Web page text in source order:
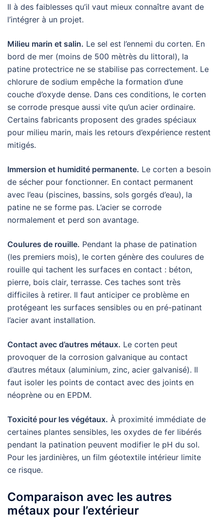
Il à des faiblesses qu’il vaut mieux connaître avant de
l’intégrer à un projet.
Milieu marin et salin. Le sel est l’ennemi du corten. En
bord de mer (moins de 500 mètrès du littoral), la
patine protectrice ne se stabilise pas correctement. Le
chlorure de sodium empêche la formation d’une
couche d’oxyde dense. Dans ces conditions, le corten
se corrode presque aussi vite qu’un acier ordinaire.
Certains fabricants proposent des grades spéciaux
pour milieu marin, mais les retours d’expérience restent
mitigés.
Immersion et humidité permanente. Le corten a besoin
de sécher pour fonctionner. En contact permanent
avec l’eau (piscines, bassins, sols gorgés d’eau), la
patine ne se forme pas. L’acier se corrode
normalement et perd son avantage.
Coulures de rouille. Pendant la phase de patination
(les premiers mois), le corten génère des coulures de
rouille qui tachent les surfaces en contact : béton,
pierre, bois clair, terrasse. Ces taches sont très
difficiles à retirer. Il faut anticiper ce problème en
protégeant les surfaces sensibles ou en pré-patinant
l’acier avant installation.
Contact avec d’autres métaux. Le corten peut
provoquer de la corrosion galvanique au contact
d’autres métaux (aluminium, zinc, acier galvanisé). Il
faut isoler les points de contact avec des joints en
néoprène ou en EPDM.
Toxicité pour les végétaux. À proximité immédiate de
certaines plantes sensibles, les oxydes de fer libérés
pendant la patination peuvent modifier le pH du sol.
Pour les jardinières, un film géotextile intérieur limite
ce risque.
Comparaison avec les autres
métaux pour l’extérieur